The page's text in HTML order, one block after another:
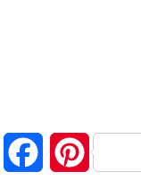
FacebookPinterest